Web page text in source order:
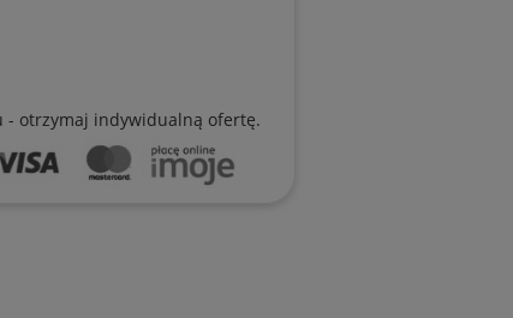
otrzymaj indywidualną ofertę.